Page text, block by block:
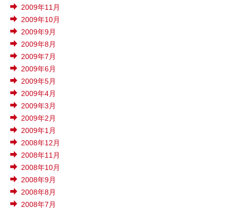
2009年11月
2009年10月
2009年9月
2009年8月
2009年7月
2009年6月
2009年5月
2009年4月
2009年3月
2009年2月
2009年1月
2008年12月
2008年11月
2008年10月
2008年9月
2008年8月
2008年7月